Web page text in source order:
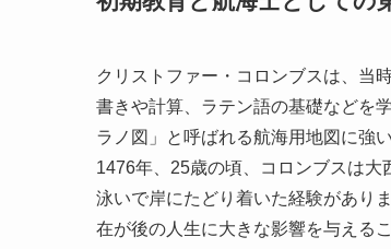
クリストファー・コロンブスは、当
書きや計算、ラテン語の基礎などを
ラノ図」と呼ばれる航海用地図に強
1476年、25歳の頃、コロンブスは
泳いで岸にたどり着いた経験があり
在が後の人生に大きな影響を与える